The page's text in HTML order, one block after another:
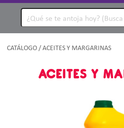
CATÁLOGO/ ACEITES Y MARGARINAS
ACEITES Y